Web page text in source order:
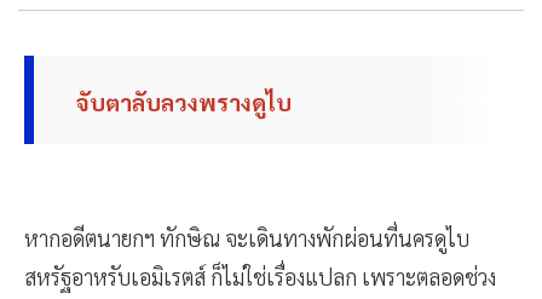
จับตาลับลวงพรางดูไบ
หากอดีตนายกฯ ทักษิณ จะเดินทางพักผ่อนที่นครดูไบ
สหรัฐอาหรับเอมิเรตส์ ก็ไม่ใช่เรื่องแปลก เพราะตลอดช่วง